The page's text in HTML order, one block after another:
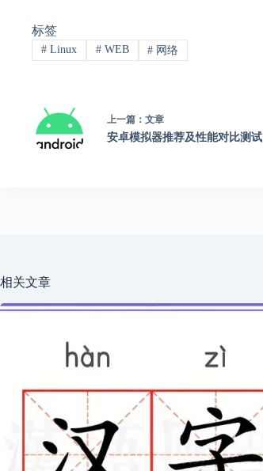
标签
#Linux #WEB # 网络
上一篇： 文章
安卓模拟器推荐及性能对比测试
相关文章